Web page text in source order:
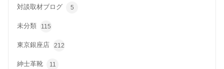
対談取材ブログ 5
未分類 115
東京銀座店 212
紳士革靴 11